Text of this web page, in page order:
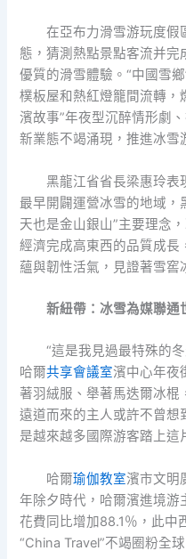
在亞布力滑雪游玩度假
態，猜測熱點景點客流并完
優質的滑雪體驗。“中國雪
樸板屋和熱紅燈籠間流轉，
濱故事”年夜型沉醉情形劇
新業態不竭涌現，推進冰雪
黑龍江省省長梁惠玲表
最早開闢運營冰雪的地域，
天也是金山銀山”主要理念
經濟完成高東西的品質成長
蘊與韌性活氣，見證著雪窖
新紐帶：冰雪為媒聯通
“這是我見過最特殊的
哈爾共享會議室濱中心年夜
著羽絨服、舉著馬迭爾冰
遠道而來的主人或許不曾想
是越來越多國際游客踏上這
哈爾瑜伽教室濱市文明
年除夕時代，哈爾濱進境游
花費同比增加88.1％，此中
“China Travel”不竭圈粉全球